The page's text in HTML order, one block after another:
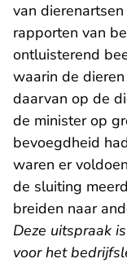
van
rapporten van
ontluisterend
waarin de
daarvan op de
de minister op
bevoegdheid
waren er
de sluiting
breiden naar
Deze uitspraak
voor het